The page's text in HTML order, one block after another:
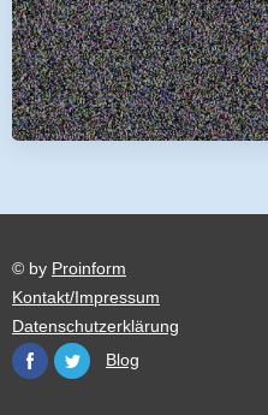
© by Proinform
Kontakt/Impressum
Datenschutzerklärung
Blog